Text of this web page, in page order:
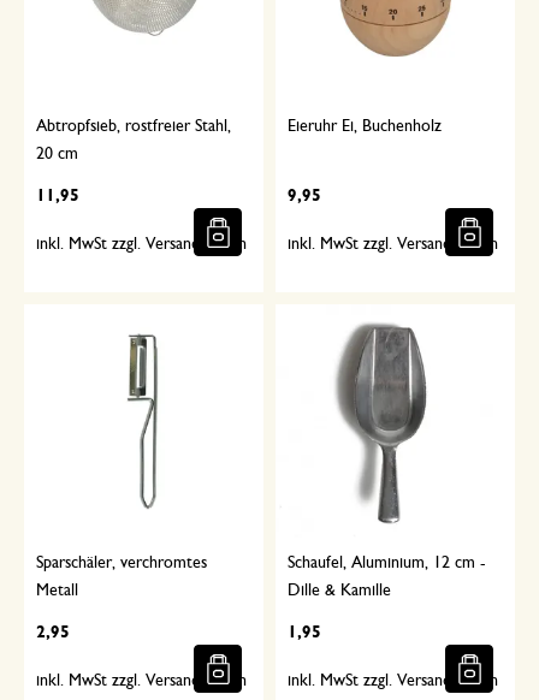
Abtropfsieb, rostfreier Stahl,
20 cm
11,95
inkl. MwSt zzgl. Versandkosten
Eieruhr Ei, Buchenholz
9,95
inkl. MwSt zzgl. Versandkosten
Sparschäler, verchromtes
Metall
2,95
inkl. MwSt zzgl. Versandkosten
Schaufel, Aluminium, 12 cm -
Dille & Kamille
1,95
inkl. MwSt zzgl. Versandkosten